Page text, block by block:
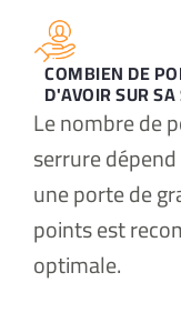
COMBIEN DE
D'AVOIR SUR
Le nombre de
serrure
une porte de
points est
optimale.